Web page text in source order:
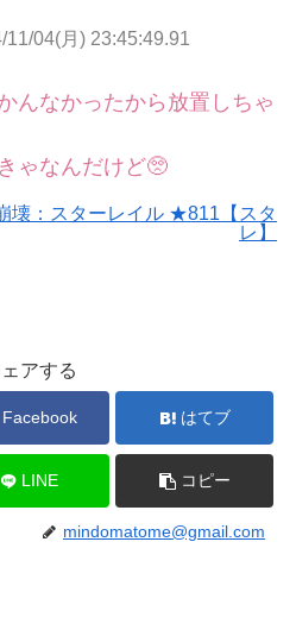
11/04(月) 23:45:49.91
んなかったから放置しちゃ
ゃなんだけど🥺
壊：スターレイル ★811【スタ
レ】
アする
Facebook はてブ
LINE コピー
mindomatome@gmail.com